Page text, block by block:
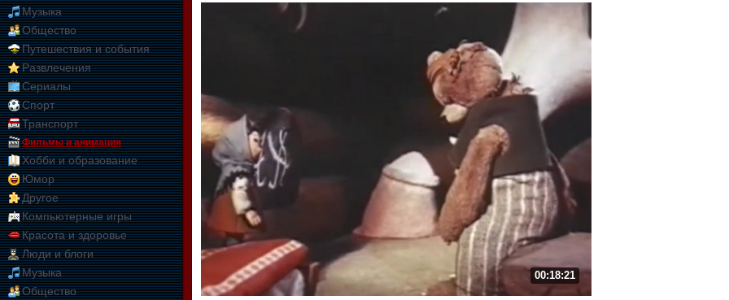
Музыка
Общество
Путешествия и события
Развлечения
Сериалы
Спорт
Транспорт
Фильмы и анимация
Хобби и образование
Юмор
Другое
Компьютерные игры
Красота и здоровье
Люди и блоги
Музыка
Общество
00:18:21